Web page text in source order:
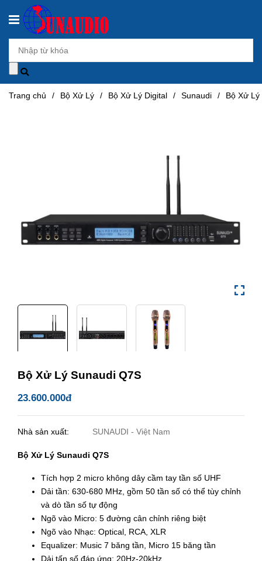
Trang chủ / Bộ Xử Lý / Bộ Xử Lý Digital / Sunaudi / Bộ Xử Lý
Bộ Xử Lý Sunaudi Q7S
23.600.000đ
Nhà sản xuất: SUNAUDI - Việt Nam
Bộ Xử Lý Sunaudi Q7S
Tích hợp 2 micro không dây cầm tay tần số UHF
Dải tần: 630-680 MHz, gồm 50 tần số có thể tùy chỉnh
và dò tần số tự động
Ngõ vào Micro: 5 đường cân chỉnh riêng biệt
Ngõ vào Nhạc: Optical, RCA, XLR
Equalizer: Music 7 băng tần, Micro 15 băng tần
Dải tấn số đáp ứng: 20Hz-20kHz